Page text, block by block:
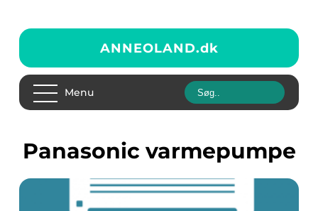
ANNEOLAND.dk
Menu
panasonic varmepumpe